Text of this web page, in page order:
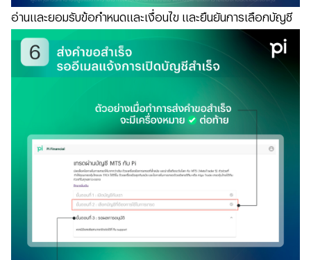
อ่านและยอมรับข้อกำหนดและเงื่อนไข และยืนยันการเลือกบัญชี